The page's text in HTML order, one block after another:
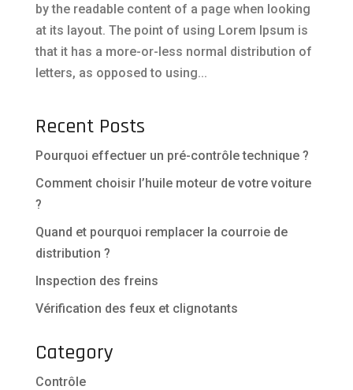
by the readable content of a page when looking
at its layout. The point of using Lorem Ipsum is
that it has a more-or-less normal distribution of
letters, as opposed to using...
Recent Posts
Pourquoi effectuer un pré-contrôle technique ?
Comment choisir l’huile moteur de votre voiture
?
Quand et pourquoi remplacer la courroie de
distribution ?
Inspection des freins
Vérification des feux et clignotants
Category
Contrôle